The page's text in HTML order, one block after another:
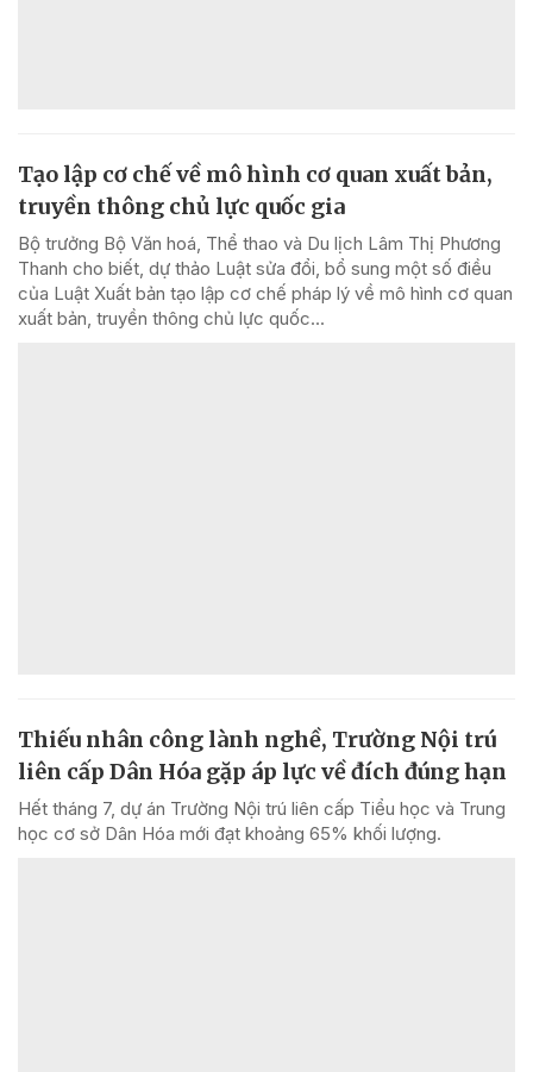
Tạo lập cơ chế về mô hình cơ quan xuất bản,
truyền thông chủ lực quốc gia
Bộ trưởng Bộ Văn hoá, Thể thao và Du lịch Lâm Thị Phương
Thanh cho biết, dự thảo Luật sửa đổi, bổ sung một số điều
của Luật Xuất bản tạo lập cơ chế pháp lý về mô hình cơ quan
xuất bản, truyền thông chủ lực quốc...
Thiếu nhân công lành nghề, Trường Nội trú
liên cấp Dân Hóa gặp áp lực về đích đúng hạn
Hết tháng 7, dự án Trường Nội trú liên cấp Tiểu học và Trung
học cơ sở Dân Hóa mới đạt khoảng 65% khối lượng.